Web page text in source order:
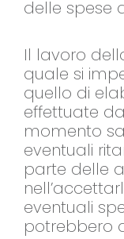
delle spese
Il lavoro
quale si
quello di
effettuate
momento
eventuali
parte delle
eventuali
potrebbero